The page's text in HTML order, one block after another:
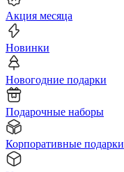
Акция месяца
Новинки
Новогодние подарки
Подарочные наборы
Корпоративные подарки